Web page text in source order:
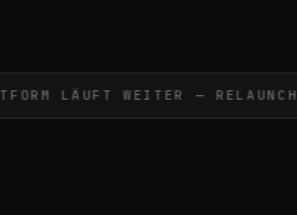
LÄUFT WEITER — RELAUNCH